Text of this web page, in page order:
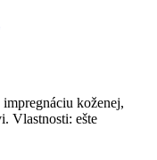
koženej,
Vlastnosti: ešte